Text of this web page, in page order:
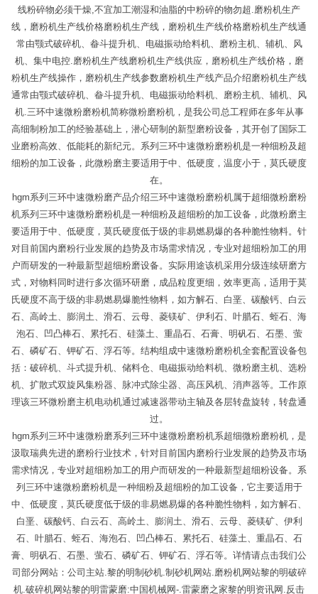
线粉碎物必须干燥,不宜加工潮湿和油脂的中粉碎的物勿超.磨粉机生产
线，磨粉机生产线价格磨粉机生产线，磨粉机生产线价格磨粉机生产线通
常由颚式破碎机、畚斗提升机、电磁振动给料机、磨粉主机、辅机、风
机、集中电控.磨粉机生产线磨粉机生产线供应，磨粉机生产线价格，磨
粉机生产线操作，磨粉机生产线参数磨粉机生产线产品介绍磨粉机生产线
通常由颚式破碎机、畚斗提升机、电磁振动给料机、磨粉主机、辅机、风
机.三环中速微粉磨粉机简称微粉磨粉机，是我公司总工程师在多年从事
高细制粉加工的经验基础上，潜心研制的新型磨粉设备，其开创了国际工
业磨粉高效、低能耗的新纪元。系列三环中速微粉磨粉机是一种细粉及超
细粉的加工设备，此微粉磨主要适用于中、低硬度，温度小于，莫氏硬度
在。
hgm系列三环中速微粉磨产品介绍三环中速微粉磨粉机属于超细微粉磨粉
机系列三环中速微粉磨粉机是一种细粉及超细粉的加工设备，此微粉磨主
要适用于中、低硬度，莫氏硬度低于级的非易燃易爆的各种脆性物料。针
对目前国内磨粉行业发展的趋势及市场需求情况，专业对超细粉加工的用
户而研发的一种最新型超细粉磨设备。实际用途该机采用分级连续研磨方
式，对物料同时进行多次循环研磨，成品粒度更细，效率更高，适用于莫
氏硬度不高于级的非易燃易爆脆性物料，如方解石、白垩、碳酸钙、白云
石、高岭土、膨润土、滑石、云母、菱镁矿、伊利石、叶腊石、蛭石、海
泡石、凹凸棒石、累托石、硅藻土、重晶石、石膏、明矾石、石墨、萤
石、磷矿石、钾矿石、浮石等。结构组成中速微粉磨粉机全套配置设备包
括：破碎机、斗式提升机、储料仓、电磁振动给料机、微粉磨主机、选粉
机、扩散式双旋风集粉器、脉冲式除尘器、高压风机、消声器等。工作原
理该三环微粉磨主机电动机通过减速器带动主轴及各层转盘旋转，转盘通
过。
hgm系列三环中速微粉磨系列三环中速微粉磨粉机系超细微粉磨粉机，是
汲取瑞典先进的磨粉行业技术，针对目前国内磨粉行业发展的趋势及市场
需求情况，专业对超细粉加工的用户而研发的一种最新型超细粉设备。系
列三环中速微粉磨粉机是一种细粉及超细粉的加工设备，它主要适用于
中、低硬度，莫氏硬度低于级的非易燃易爆的各种脆性物料，如方解石、
白垩、碳酸钙、白云石、高岭土、膨润土、滑石、云母、菱镁矿、伊利
石、叶腊石、蛭石、海泡石、凹凸棒石、累托石、硅藻土、重晶石、石
膏、明矾石、石墨、萤石、磷矿石、钾矿石、浮石等。详情请点击我们公
司部分网站：公司主站.黎的明制砂机.制砂机网站.磨粉机网站黎的明破碎
机.破碎机网站黎的明雷蒙磨:中国机械网-.雷蒙磨之家黎的明资讯网.反击